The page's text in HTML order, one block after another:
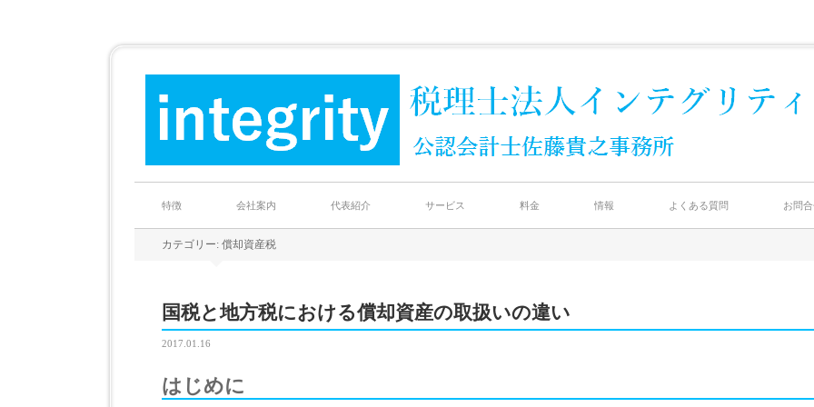
特徴 会社案内 代表紹介 サービス 料金 情報 よくある質問 お問
カテゴリー: 償却資産税
国税と地方税における償却資産の取扱いの違い
2017.01.16
はじめに